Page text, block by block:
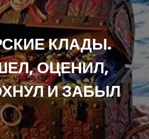
КЛАДЫ.
ОЦЕНИЛ,
И ЗАБЫЛ